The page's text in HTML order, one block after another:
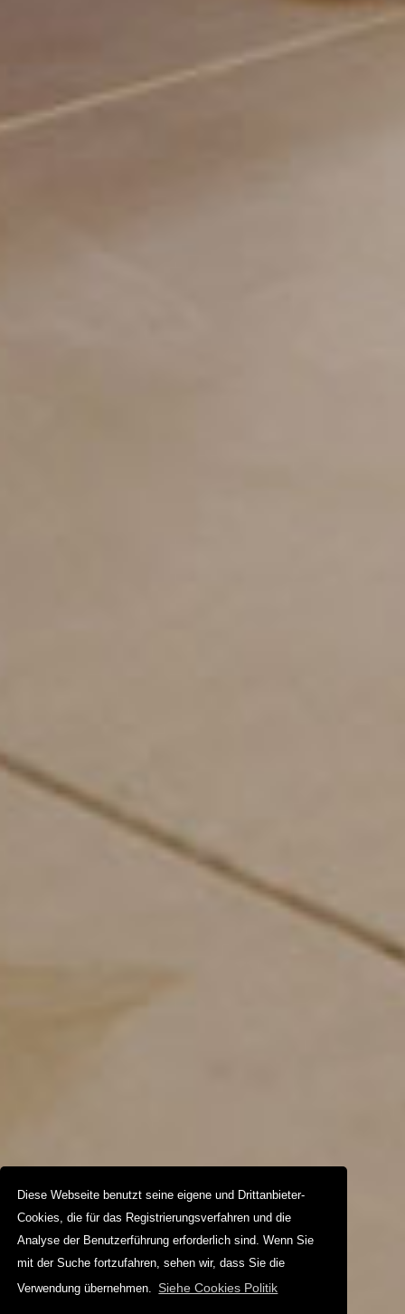
Diese Webseite benutzt seine eigene und Drittanbieter-
Cookies, die für das Registrierungsverfahren und die
Analyse der Benutzerführung erforderlich sind. Wenn Sie
mit der Suche fortzufahren, sehen wir, dass Sie die
Verwendung übernehmen. Siehe Cookies Politik